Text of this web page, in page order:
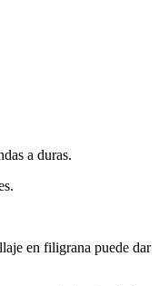
a duras.
en filigrana puede dar